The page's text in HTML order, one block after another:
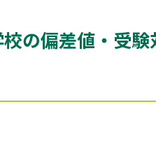
の偏差値・受験